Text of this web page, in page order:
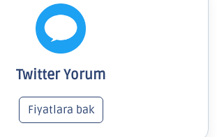
Twitter Yorum
Fiyatlara bak